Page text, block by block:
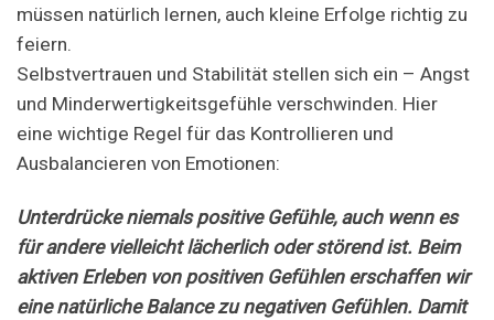
müssen natürlich lernen, auch kleine Erfolge richtig zu
feiern.
Selbstvertrauen und Stabilität stellen sich ein – Angst
und Minderwertigkeitsgefühle verschwinden. Hier
eine wichtige Regel für das Kontrollieren und
Ausbalancieren von Emotionen:
Unterdrücke niemals positive Gefühle, auch wenn es
für andere vielleicht lächerlich oder störend ist. Beim
aktiven Erleben von positiven Gefühlen erschaffen wir
eine natürliche Balance zu negativen Gefühlen. Damit